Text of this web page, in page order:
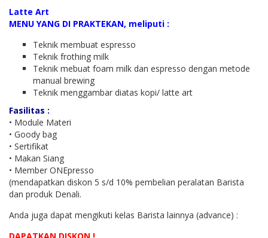
Latte Art
MENU YANG DI PRAKTEKAN, meliputi :
Teknik membuat espresso
Teknik frothing milk
Teknik mebuat foam milk dan espresso dengan metode
manual brewing
Teknik menggambar diatas kopi/ latte art
Fasilitas :
• Module Materi
• Goody bag
• Sertifikat
• Makan Siang
• Member ONEpresso
(mendapatkan diskon 5 s/d 10% pembelian peralatan Barista
dan produk Denali.
Anda juga dapat mengikuti kelas Barista lainnya (advance) :